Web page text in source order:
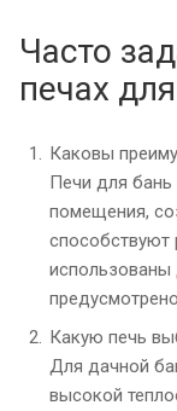
Часто
печах
Каковы
Печи для бань
помещения,
способствуют
использованы
Какую печь
Для дачной
высокой